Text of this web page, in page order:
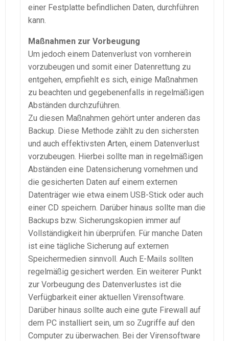
einer Festplatte befindlichen Daten, durchführen
kann.
Maßnahmen zur Vorbeugung
Um jedoch einem Datenverlust von vornherein
vorzubeugen und somit einer Datenrettung zu
entgehen, empfiehlt es sich, einige Maßnahmen
zu beachten und gegebenenfalls in regelmäßigen
Abständen durchzuführen.
Zu diesen Maßnahmen gehört unter anderen das
Backup. Diese Methode zählt zu den sichersten
und auch effektivsten Arten, einem Datenverlust
vorzubeugen. Hierbei sollte man in regelmäßigen
Abständen eine Datensicherung vornehmen und
die gesicherten Daten auf einem externen
Datenträger wie etwa einem USB-Stick oder auch
einer CD speichern. Darüber hinaus sollte man die
Backups bzw. Sicherungskopien immer auf
Vollständigkeit hin überprüfen. Für manche Daten
ist eine tägliche Sicherung auf externen
Speichermedien sinnvoll. Auch E-Mails sollten
regelmäßig gesichert werden. Ein weiterer Punkt
zur Vorbeugung des Datenverlustes ist die
Verfügbarkeit einer aktuellen Virensoftware.
Darüber hinaus sollte auch eine gute Firewall auf
dem PC installiert sein, um so Zugriffe auf den
Computer zu überwachen. Bei der Virensoftware